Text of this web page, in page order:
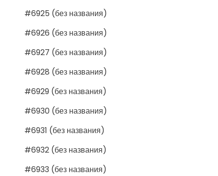
#6925 (без названия)
#6926 (без названия)
#6927 (без названия)
#6928 (без названия)
#6929 (без названия)
#6930 (без названия)
#6931 (без названия)
#6932 (без названия)
#6933 (без названия)